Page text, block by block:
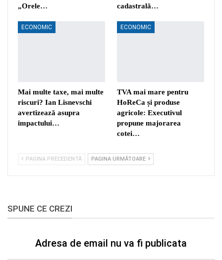
„Orele…
cadastrală…
ECONOMIC
Mai multe taxe, mai multe
riscuri? Ian Lisnevschi
avertizează asupra
impactului…
ECONOMIC
TVA mai mare pentru
HoReCa și produse
agricole: Executivul
propune majorarea
cotei…
PAGINA PRECEDENTĂ PAGINA URMĂTOARE
SPUNE CE CREZI
Adresa de email nu va fi publicata